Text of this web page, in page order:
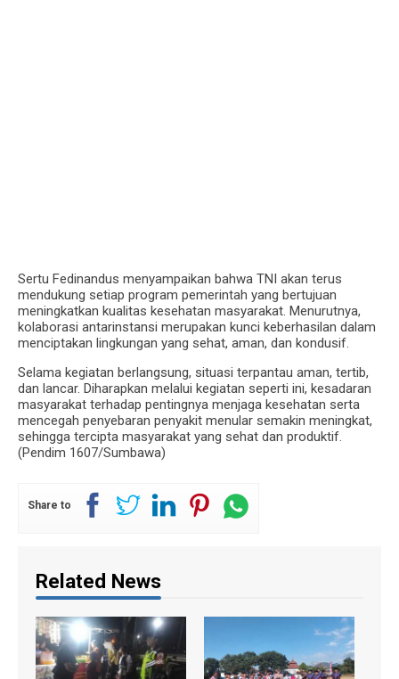
Sertu Fedinandus menyampaikan bahwa TNI akan terus
mendukung setiap program pemerintah yang bertujuan
meningkatkan kualitas kesehatan masyarakat. Menurutnya,
kolaborasi antarinstansi merupakan kunci keberhasilan dalam
menciptakan lingkungan yang sehat, aman, dan kondusif.
Selama kegiatan berlangsung, situasi terpantau aman, tertib,
dan lancar. Diharapkan melalui kegiatan seperti ini, kesadaran
masyarakat terhadap pentingnya menjaga kesehatan serta
mencegah penyebaran penyakit menular semakin meningkat,
sehingga tercipta masyarakat yang sehat dan produktif.
(Pendim 1607/Sumbawa)
Share to
Related News